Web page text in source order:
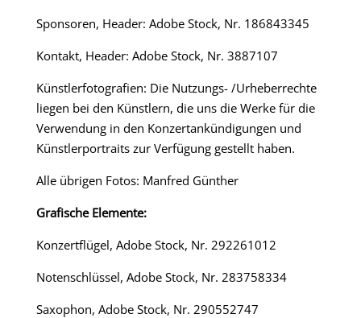
Sponsoren, Header: Adobe Stock, Nr. 186843345
Kontakt, Header: Adobe Stock, Nr. 3887107
Künstlerfotografien: Die Nutzungs- /Urheberrechte
liegen bei den Künstlern, die uns die Werke für die
Verwendung in den Konzertankündigungen und
Künstlerportraits zur Verfügung gestellt haben.
Alle übrigen Fotos: Manfred Günther
Grafische Elemente:
Konzertflügel, Adobe Stock, Nr. 292261012
Notenschlüssel, Adobe Stock, Nr. 283758334
Saxophon, Adobe Stock, Nr. 290552747